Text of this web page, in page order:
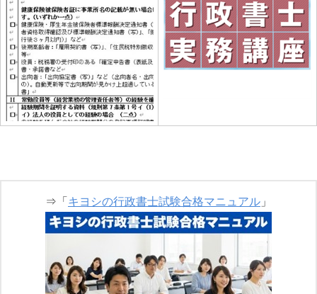
⇒「 キヨシの行政書士試験合格マニュアル 」